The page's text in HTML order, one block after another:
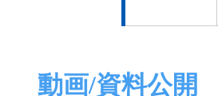
動画/資料公開